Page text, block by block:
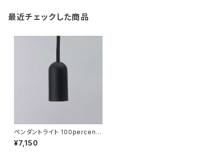
paperblanks
KIND BAG LONDON
tower
スポーツバッグ
マザーズバッグ
バッグアクセサリー
ソープディスペンサー
タオルハンガー
調理器具・調理小物
ディッシュラック
ガーデニング用品
クッション・クッションカバー
玄関収納
猫用グッズ
最近チェックした商品
ペンダントライト 100percent
100% LAMP/LAMP Hanging
Unit 100パーセント ランプラン
¥7,150